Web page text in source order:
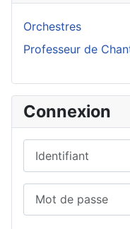
Orchestres
Professeur de
Connexion